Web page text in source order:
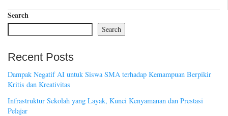
Search
Search
Recent Posts
Dampak Negatif AI untuk Siswa SMA terhadap Kemampuan Berpikir
Kritis dan Kreativitas
Infrastruktur Sekolah yang Layak, Kunci Kenyamanan dan Prestasi
Pelajar